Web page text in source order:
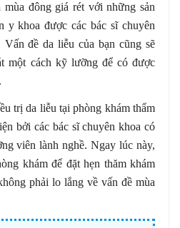
đông giá rét với những sản
y khoa được các bác sĩ chuyên
đề da liễu của bạn cũng sẽ
một cách kỹ lưỡng để có được
trị da liễu tại phòng khám thẩm
bởi các bác sĩ chuyên khoa có
viên lành nghề. Ngay lúc này,
khám để đặt hẹn thăm khám
phải lo lắng về vấn đề mùa